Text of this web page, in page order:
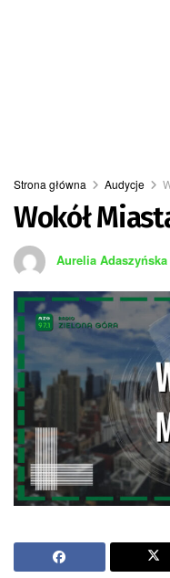
Strona główna Audycje
Wokół
Aurelia Adaszyńska